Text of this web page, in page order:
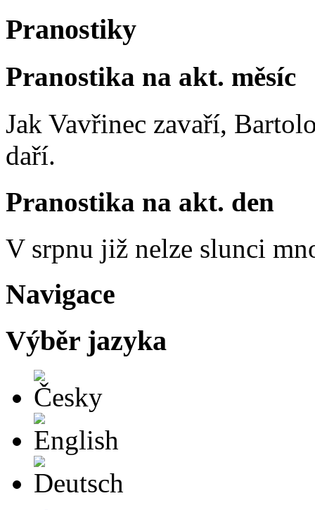
Pranostiky
Pranostika na akt. měsíc
Jak Vavřinec zavaří,
daří.
Pranostika na akt. den
V srpnu již nelze slunci
Navigace
Výběr jazyka